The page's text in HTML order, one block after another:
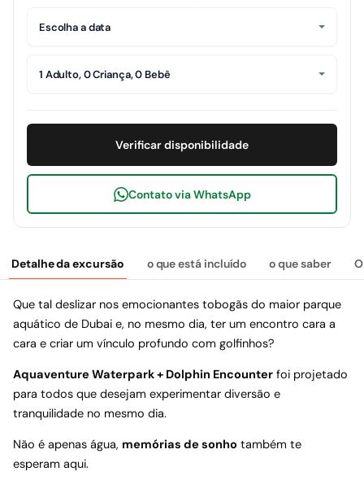
Detalhe da excursão o que está incluído o que saber
Que tal deslizar nos emocionantes tobogãs do maior parque
aquático de Dubai e, no mesmo dia, ter um encontro cara a
cara e criar um vínculo profundo com golfinhos?
Aquaventure Waterpark + Dolphin Encounter foi projetado
para todos que desejam experimentar diversão e
tranquilidade no mesmo dia.
Não é apenas água, memórias de sonho também te
esperam aqui.
Escolha a data
1 Adulto, 0 Criança, 0 Bebê
Verificar disponibilidade
Contato via WhatsApp